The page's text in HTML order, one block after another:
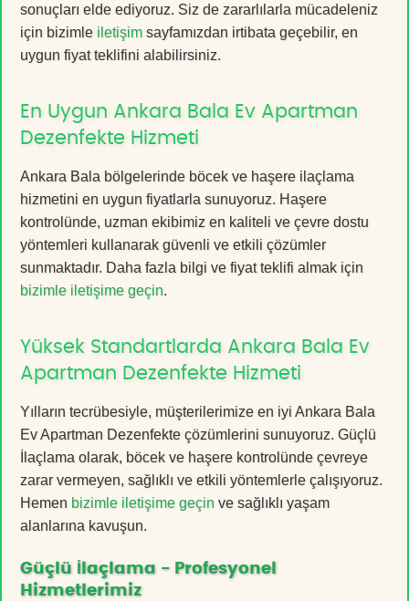
sonuçları elde ediyoruz. Siz de zararlılarla mücadeleniz
için bizimle iletişim sayfamızdan irtibata geçebilir, en
uygun fiyat teklifini alabilirsiniz.
En Uygun Ankara Bala Ev Apartman
Dezenfekte Hizmeti
Ankara Bala bölgelerinde böcek ve haşere ilaçlama
hizmetini en uygun fiyatlarla sunuyoruz. Haşere
kontrolünde, uzman ekibimiz en kaliteli ve çevre dostu
yöntemleri kullanarak güvenli ve etkili çözümler
sunmaktadır. Daha fazla bilgi ve fiyat teklifi almak için
bizimle iletişime geçin.
Yüksek Standartlarda Ankara Bala Ev
Apartman Dezenfekte Hizmeti
Yılların tecrübesiyle, müşterilerimize en iyi Ankara Bala
Ev Apartman Dezenfekte çözümlerini sunuyoruz. Güçlü
İlaçlama olarak, böcek ve haşere kontrolünde çevreye
zarar vermeyen, sağlıklı ve etkili yöntemlerle çalışıyoruz.
Hemen bizimle iletişime geçin ve sağlıklı yaşam
alanlarına kavuşun.
Güçlü İlaçlama - Profesyonel
Hizmetlerimiz